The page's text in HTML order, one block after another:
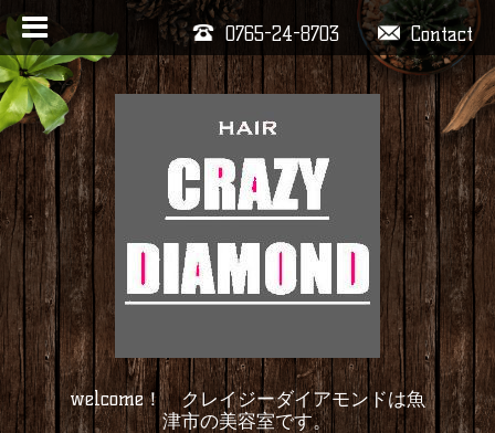
Contact
0765-24-8703
welcome！ クレイジーダイアモンドは魚
津市の美容室です。